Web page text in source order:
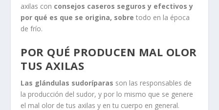
axilas con consejos caseros seguros y efectivos y
por qué es que se origina, sobre todo en la época
de frío.
POR QUÉ PRODUCEN MAL OLOR
TUS AXILAS
Las glándulas sudoríparas son las responsables de
la producción del sudor, y por lo mismo que se genere
el mal olor de tus axilas y en tu cuerpo en general.